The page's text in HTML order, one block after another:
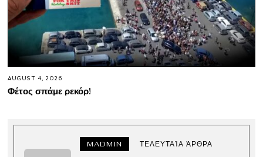
AUGUST 4, 2026
Φέτος σπάμε ρεκόρ!
MADMIN ΤΕΛΕΥΤΑΊΑ ΆΡΘΡΑ